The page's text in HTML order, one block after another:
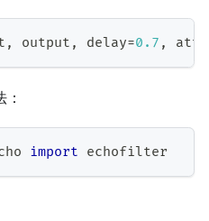
, output , delay=0.7 ,
import echofilter